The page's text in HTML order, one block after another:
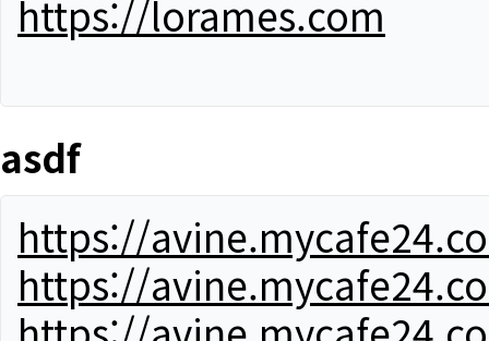
https://lorames.com
asdf
https://
https://